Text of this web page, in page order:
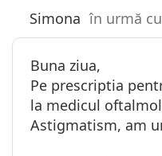
Simona în urmă
Buna ziua,
Pe prescriptia
la medicul
Astigmatism, am